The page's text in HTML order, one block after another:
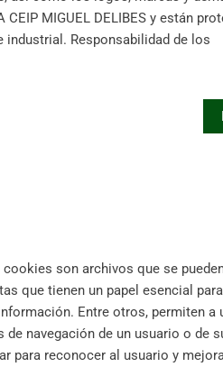
MIGUEL DELIBES y están
industrial. Responsabilidad de los
cookies son archivos que se
que tienen un papel esencial
Entre otros, permiten a
navegación de un usuario o de
para reconocer al usuario y